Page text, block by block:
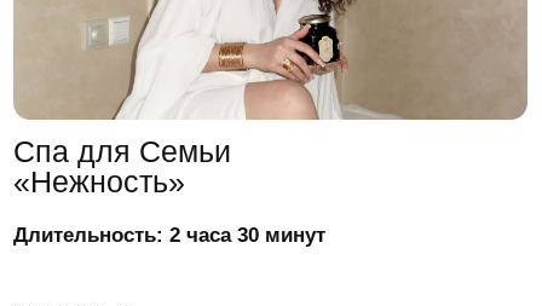
Спа для Семьи
«Семейный релакс»
Длительность: 1 час 30 минут